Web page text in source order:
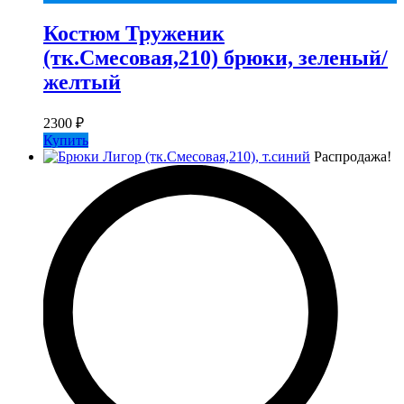
Костюм Труженик
(тк.Смесовая,210) брюки, зеленый/
желтый
2300 ₽
Купить
Распродажа!